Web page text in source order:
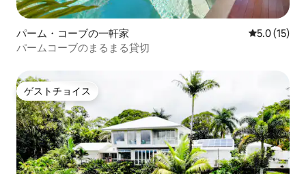
パーム・コーブの一軒家 レビュー15
5.0 (15)
パームコーブのまるまる貸切
ゲストチョイス
ゲストチョイス